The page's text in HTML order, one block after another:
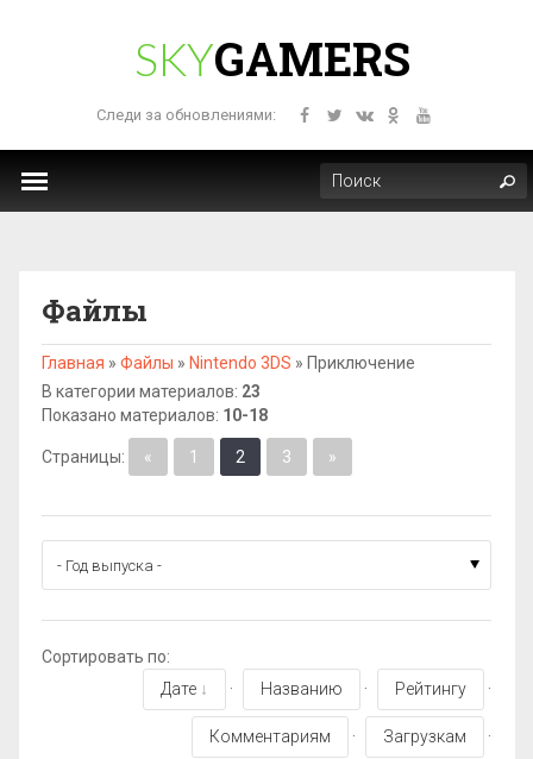
SKYGAMERS
Следи за обновлениями:
Файлы
Главная » Файлы » Nintendo 3DS » Приключение
В категории материалов: 23
Показано материалов: 10-18
Страницы: « 1 2 3 »
Сортировать по:
Дате
· Названию · Рейтингу ·
Комментариям · Загрузкам ·